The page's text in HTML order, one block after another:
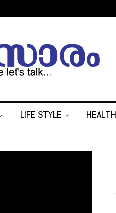
LIFE STYLE HEALTH